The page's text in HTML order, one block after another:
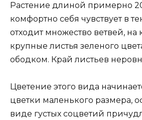
Растение длиной примерно
комфортно себя чувствует в
отходит множество ветвей, на
крупные листья зеленого
ободком. Край листьев
Цветение этого вида
цветки маленького размера,
виде густых соцветий